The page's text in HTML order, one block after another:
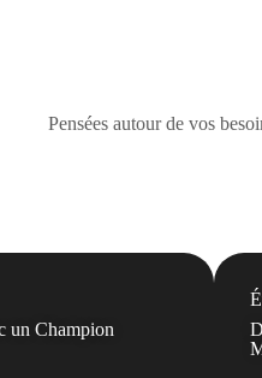
Pensées autour de vos
un Champion